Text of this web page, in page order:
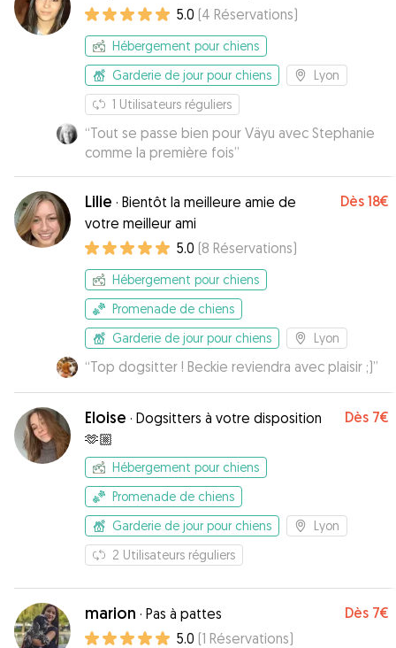
5.0 (4 Réservations)
Hébergement pour chiens
Garderie de jour pour chiens
Lyon
1 Utilisateurs réguliers
“Tout se passe bien pour Väyu avec Stephanie
comme la première fois”
Lilie · Bientôt la meilleure amie de
votre meilleur ami
Dès 18€
5.0 (8 Réservations)
Hébergement pour chiens
Promenade de chiens
Garderie de jour pour chiens
Lyon
“Top dogsitter ! Beckie reviendra avec plaisir ;)”
Eloise · Dogsitters à votre disposition
🫶🏼
Dès 7€
Hébergement pour chiens
Promenade de chiens
Garderie de jour pour chiens
Lyon
2 Utilisateurs réguliers
marion · Pas à pattes Dès 7€
5.0 (1 Réservations)